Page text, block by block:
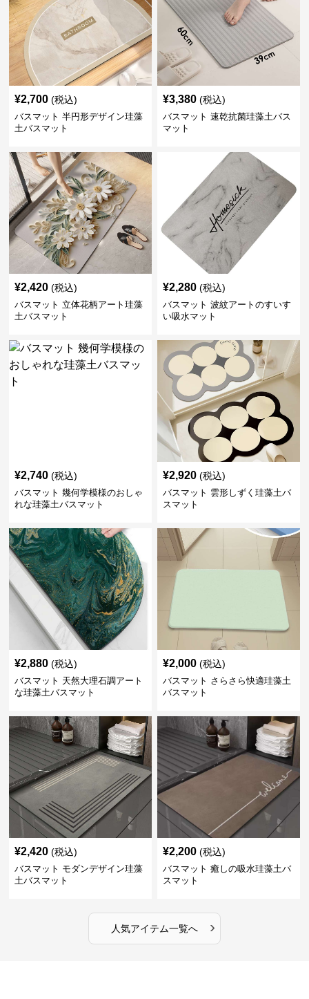
¥2,700 (税込)
バスマット 半円形デザイン珪藻
土バスマット
¥3,380 (税込)
バスマット 速乾抗菌珪藻土バス
マット
¥2,420 (税込)
バスマット 立体花柄アート珪藻
土バスマット
¥2,280 (税込)
バスマット 波紋アートのすいす
い吸水マット
¥2,740 (税込)
バスマット 幾何学模様のおしゃ
れな珪藻土バスマット
¥2,920 (税込)
バスマット 雲形しずく珪藻土バ
スマット
¥2,880 (税込)
バスマット 天然大理石調アート
な珪藻土バスマット
¥2,000 (税込)
バスマット さらさら快適珪藻土
バスマット
¥2,420 (税込)
バスマット モダンデザイン珪藻
土バスマット
¥2,200 (税込)
バスマット 癒しの吸水珪藻土バ
スマット
人気アイテム一覧へ ›